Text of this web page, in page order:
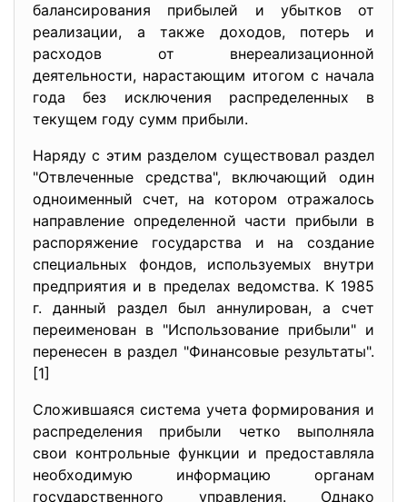
балансирования прибылей и убытков от
реализации, а также доходов, потерь и
расходов от внереализационной
деятельности, нарастающим итогом с начала
года без исключения распределенных в
текущем году сумм прибыли.
Наряду с этим разделом существовал раздел
"Отвлеченные средства", включающий один
одноименный счет, на котором отражалось
направление определенной части прибыли в
распоряжение государства и на создание
специальных фондов, используемых внутри
предприятия и в пределах ведомства. К 1985
г. данный раздел был аннулирован, а счет
переименован в "Использование прибыли" и
перенесен в раздел "Финансовые результаты".
[1]
Сложившаяся система учета формирования и
распределения прибыли четко выполняла
свои контрольные функции и предоставляла
необходимую информацию органам
государственного управления. Однако